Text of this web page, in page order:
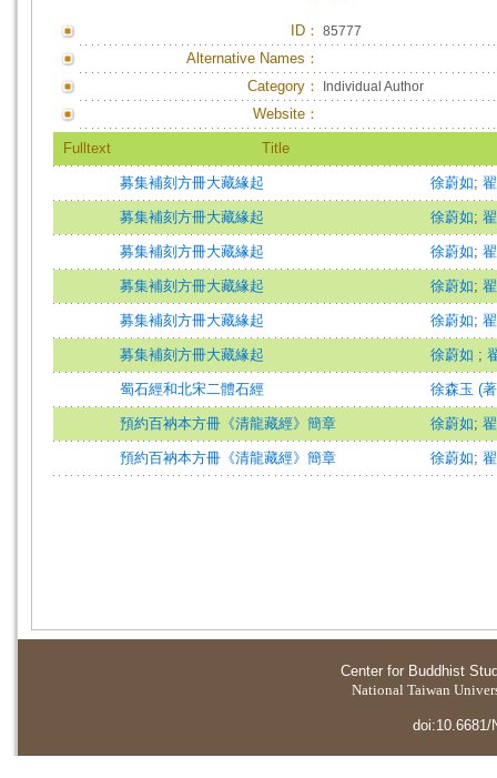
ID ： 85777
Alternative Names：
Category：
Individual Author
Website：
Fulltext Title
募集補刻方冊大藏緣起 徐蔚如;
募集補刻方冊大藏緣起 徐蔚如;
募集補刻方冊大藏緣起 徐蔚如;
募集補刻方冊大藏緣起 徐蔚如;
募集補刻方冊大藏緣起 徐蔚如;
募集補刻方冊大藏緣起 徐蔚如 ;
蜀石經和北宋二體石經 徐森玉 (
預約百衲本方冊《清龍藏經》簡章 徐蔚如;
預約百衲本方冊《清龍藏經》簡章 徐蔚如;
Center for Buddhist
National Taiwan
doi:10.6681/